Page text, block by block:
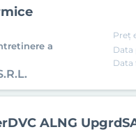
a
Preț
Data
ALNG